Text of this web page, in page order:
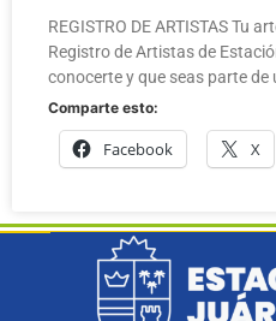
REGISTRO DE ARTISTAS Tu
Registro de Artistas de
conocerte y que seas parte de
Comparte esto:
Facebook X